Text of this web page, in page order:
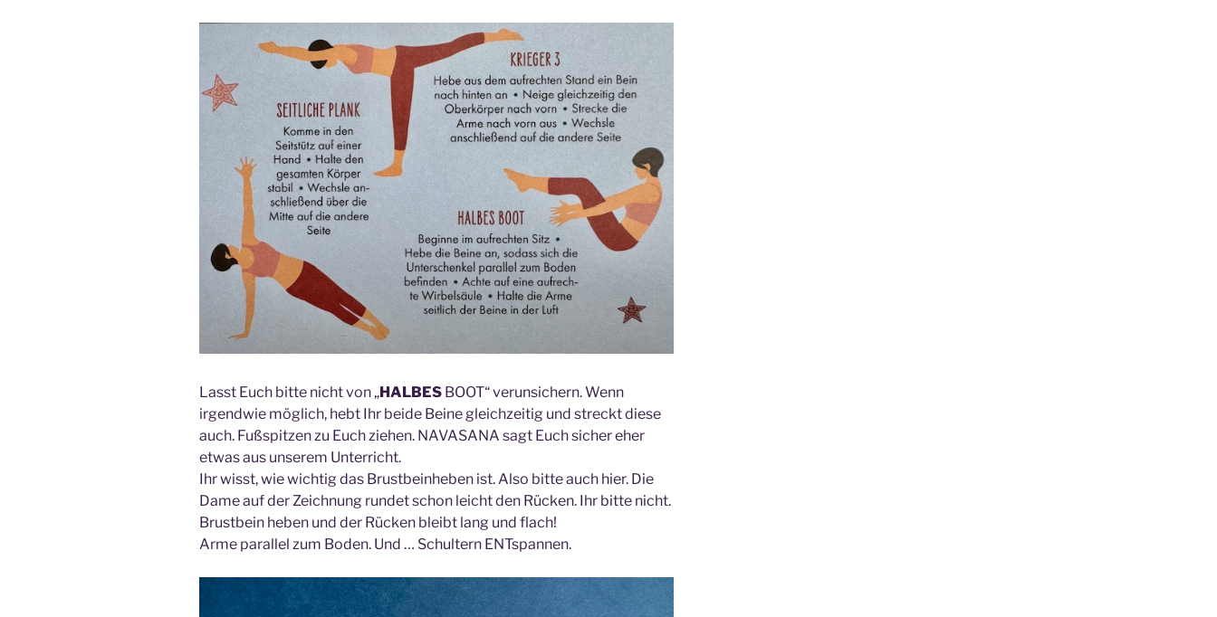
Lasst Euch bitte nicht von „HALBES BOOT“ verunsichern. Wenn
irgendwie möglich, hebt Ihr beide Beine gleichzeitig und streckt diese
auch. Fußspitzen zu Euch ziehen. NAVASANA sagt Euch sicher eher
etwas aus unserem Unterricht.
Ihr wisst, wie wichtig das Brustbeinheben ist. Also bitte auch hier. Die
Dame auf der Zeichnung rundet schon leicht den Rücken. Ihr bitte nicht.
Brustbein heben und der Rücken bleibt lang und flach!
Arme parallel zum Boden. Und … Schultern ENTspannen.